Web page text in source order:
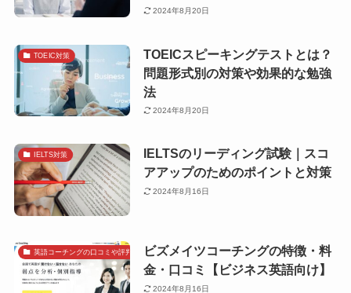
2024年8月20日
TOEIC対策
TOEICスピーキングテストとは？
問題形式別の対策や効果的な勉強
法
2024年8月20日
IELTS対策
IELTSのリーディング試験｜スコ
アアップのためのポイントと対策
2024年8月16日
英語コーチングの口コミや評判で探すビズメイツコーチングの特徴・料
金・口コミ【ビジネス英語向け】
2024年8月16日